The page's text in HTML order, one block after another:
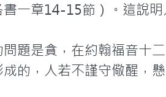
書一章14-15節）。這說
問題是貪，在約翰福音十
的，人若不謹守儆醒，